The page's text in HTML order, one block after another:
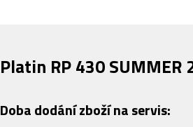
Platin RP 430 SUMMER
Doba dodání zboží na servis: